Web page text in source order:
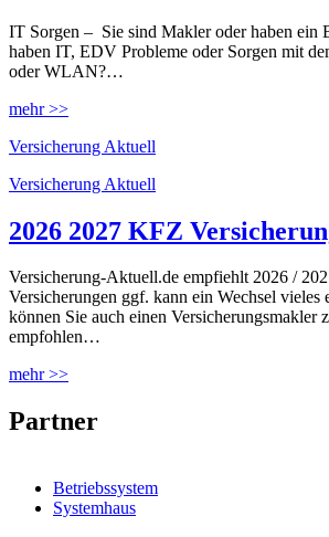
IT Sorgen – Sie sind Makler oder haben ein
haben IT, EDV Probleme oder Sorgen mit
oder WLAN?…
mehr >>
Versicherung Aktuell
Categories
Versicherung Aktuell
2026 2027 KFZ
Versicherung-Aktuell.de empfiehlt 2026 /
Versicherungen ggf. kann ein Wechsel vieles
können Sie auch einen Versicherungsmakler
empfohlen…
mehr >>
Partner
Betriebssystem
Systemhaus